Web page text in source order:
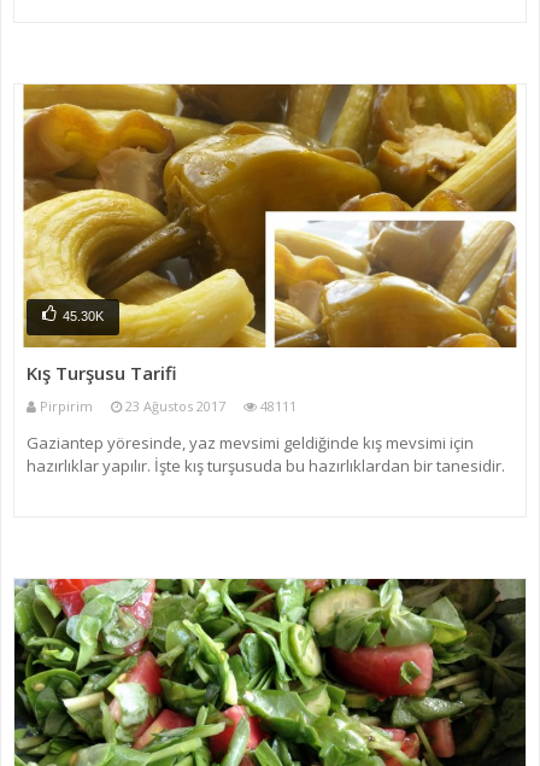
45.30K
Kış Turşusu Tarifi
Pirpirim 23 Ağustos 2017 48111
Gaziantep yöresinde, yaz mevsimi geldiğinde kış mevsimi için
hazırlıklar yapılır. İşte kış turşusuda bu hazırlıklardan bir tanesidir.